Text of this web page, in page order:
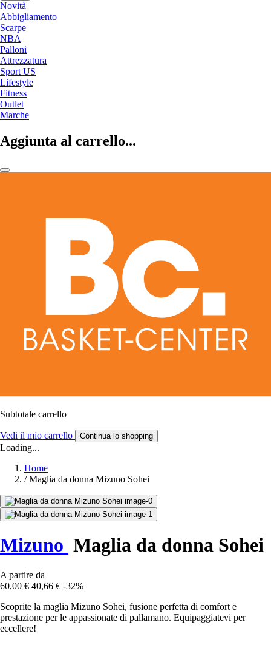
Novità
Abbigliamento
Scarpe
NBA
Palloni
Attrezzatura
Sport US
Lifestyle
Fitness
Outlet
Marche
Aggiunta al carrello...
Subtotale carrello
Vedi il mio carrello Continua lo shopping
Loading...
Home
/ Maglia da donna Mizuno Sohei
Mizuno Maglia da donna Sohei
A partire da
60,00 € 40,66 € -32%
Scoprite la maglia Mizuno Sohei, fusione perfetta di comfort e
prestazione per le appassionate di pallamano. Equipaggiatevi per
eccellere!